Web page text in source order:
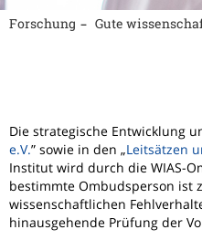
Forschung Gute
Die strategische Entwicklung
e.V.” sowie in den „Leitsätzen
Institut wird durch die WIAS-
bestimmte Ombudsperson ist
wissenschaftlichen
hinausgehende Prüfung der